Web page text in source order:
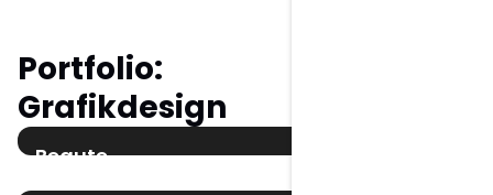
Portfolio:
Grafikdesign
Beaute